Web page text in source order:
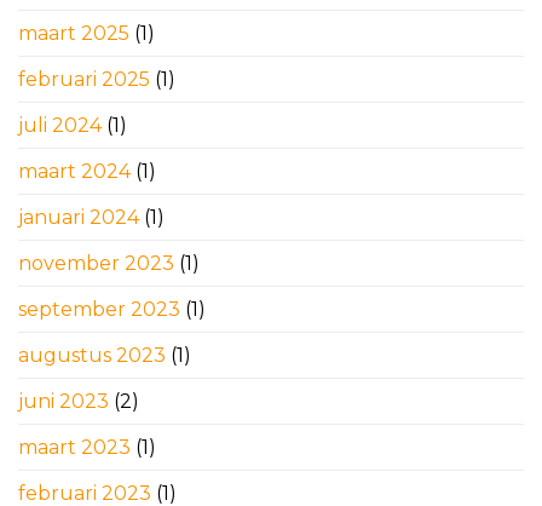
maart 2025 (1)
februari 2025 (1)
juli 2024(1)
maart 2024(1)
januari 2024(1)
november 2023 (1)
september 2023 (1)
augustus 2023 (1)
juni 2023 (2)
maart 2023 (1)
februari 2023 (1)